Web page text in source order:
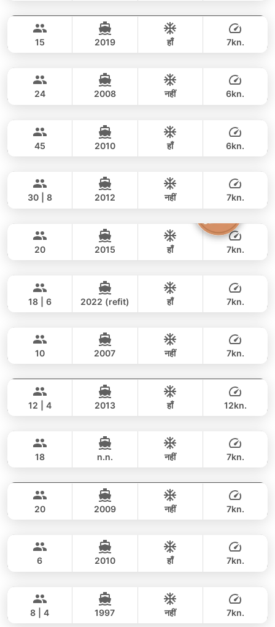
53,000 THB
44,700 THB
LAGOON 42FT
94,200 THB
15 2019 हाँ 7kn.
CUSTOM BUILD 46FT
38,800 THB
24 2008 नहीं 6kn.
LAGOON 50FT
76,500 THB
45 2010 हाँ 6kn.
LAGOON 44FT
100,000 THB
88,300 THB
30 | 8 2012 नहीं 7kn.
LAGOON 40FT
58,900 THB
20 2015 हाँ 7kn.
SHUTTLEWORTH / FLOETH 44FT
58,900 THB
18 | 6 2022 (refit) हाँ 7kn.
CUSTOM BUILD 37FT
52,000 THB
47,100 THB
10 2007 नहीं 7kn.
HANSE 54FT
44,100 THB
12 | 4 2013 हाँ 12kn.
SEAWIND 33FT
47,000 THB
42,400 THB
18 n.n. नहीं 7kn.
PRIVILEGE 43FT
53,000 THB
20 2009 नहीं 7kn.
HANS CRISTIAN YARD 52FT
44,700 THB
6 2010 हाँ 7kn.
CUSTOM BUILD 44FT
8 | 4 1997 नहीं 7kn.